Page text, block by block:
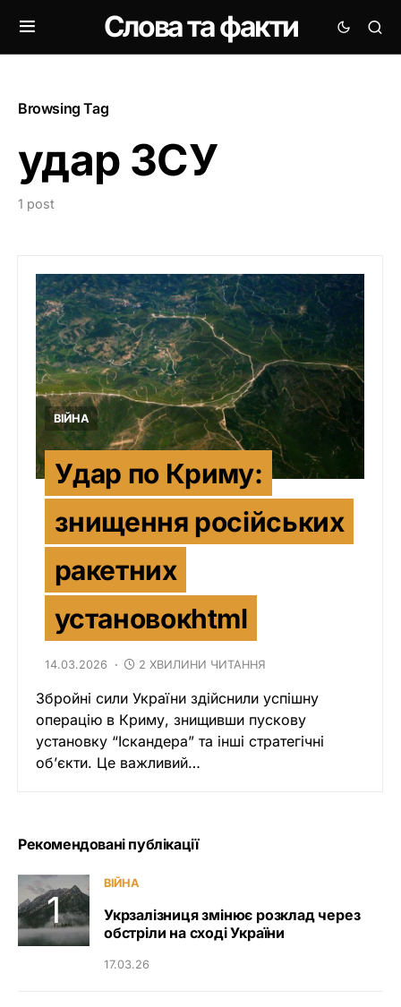
Слова та факти
Browsing Tag
удар ЗСУ
1 post
ВІЙНА
Удар по Криму:
знищення російських
ракетних
установокhtml
14.03.2026 2 ХВИЛИНИ ЧИТАННЯ
Збройні сили України здійснили успішну
операцію в Криму, знищивши пускову
установку “Іскандера” та інші стратегічні
об’єкти. Це важливий…
Рекомендовані публікації
ВІЙНА
Укрзалізниця змінює розклад через
обстріли на сході України
17.03.26